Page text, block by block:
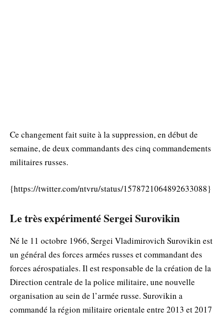
Ce changement fait suite à la suppression, en début de
semaine, de deux commandants des cinq commandements
militaires russes.
{https://twitter.com/ntvru/status/1578721064892633088}
Le très expérimenté Sergei Surovikin
Né le 11 octobre 1966, Sergei Vladimirovich Surovikin est
un général des forces armées russes et commandant des
forces aérospatiales. Il est responsable de la création de la
Direction centrale de la police militaire, une nouvelle
organisation au sein de l’armée russe. Surovikin a
commandé la région militaire orientale entre 2013 et 2017